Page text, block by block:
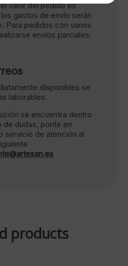
valor del pedido es
gastos de envío serán
Para pedidos con varios
envíos parciales.
disponibles se
laborables.
se encuentra dentro
de dudas, ponte en
servicio de atención al
products